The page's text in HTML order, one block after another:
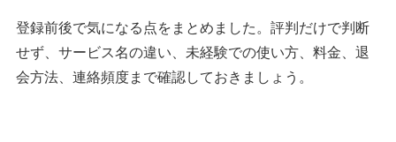
登録前後で気になる点をまとめました。評判だけで判断
せず、サービス名の違い、未経験での使い方、料金、退
会方法、連絡頻度まで確認しておきましょう。